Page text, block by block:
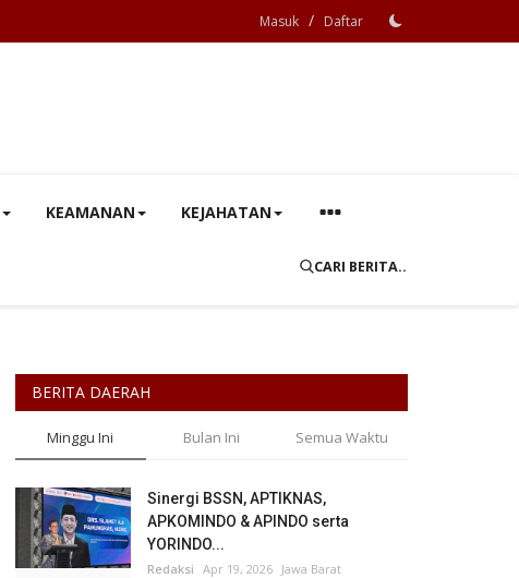
Masuk / Daftar
KEAMANAN KEJAHATAN
CARI BERITA..
BERITA DAERAH
Minggu Ini Bulan Ini Semua Waktu
Sinergi BSSN, APTIKNAS,
APKOMINDO & APINDO serta
YORINDO...
Redaksi Apr 19, 2026 Jawa Barat